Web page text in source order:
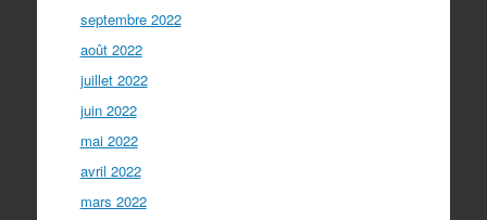
septembre 2022
août 2022
juillet 2022
juin 2022
mai 2022
avril 2022
mars 2022